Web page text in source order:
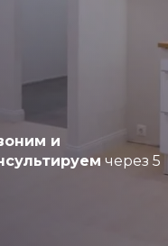
и
через 5